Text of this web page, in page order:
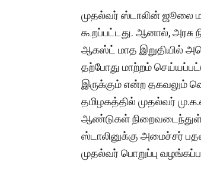
முதல்வர் ஸ்டாலின் ஜூலை
கூறப்பட்டது. ஆனால், அரசு
ஆகஸ்ட் மாத இறுதியில்
தற்போது மாற்றம்
இருக்கும் என்ற தகவலும்
தமிழகத்தில் முதல்வர்
ஆண்டுகள்
ஸ்டாலினுக்கு அமைச்சர்
முதல்வர் பொறுப்பு